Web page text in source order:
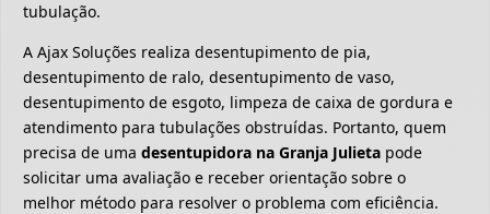
tubulação.
A Ajax Soluções realiza desentupimento de pia,
desentupimento de ralo, desentupimento de vaso,
desentupimento de esgoto, limpeza de caixa de gordura e
atendimento para tubulações obstruídas. Portanto, quem
precisa de uma desentupidora na Granja Julieta pode
solicitar uma avaliação e receber orientação sobre o
melhor método para resolver o problema com eficiência.